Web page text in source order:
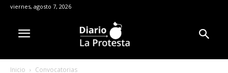
viernes, agosto 7, 2026
Inicio Convocatorias